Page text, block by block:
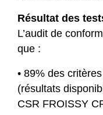
Résultat des
L’audit de
que :
• 89% des
(résultats
CSR FROISSY